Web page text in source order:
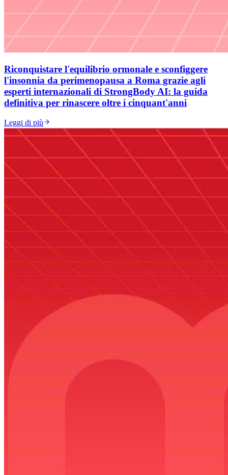
Riconquistare l'equilibrio ormonale e sconfiggere
l'insonnia da perimenopausa a Roma grazie agli
esperti internazionali di StrongBody AI: la guida
definitiva per rinascere oltre i cinquant'anni
Leggi di più